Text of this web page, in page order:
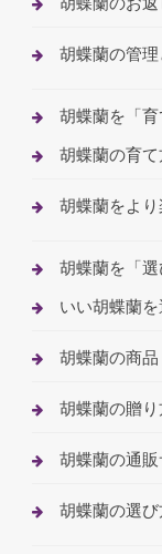
胡蝶蘭の管
胡蝶蘭を「育
胡蝶蘭の育
胡蝶蘭をよ
胡蝶蘭を「選
いい胡蝶蘭
胡蝶蘭の商
胡蝶蘭の贈
胡蝶蘭の通
胡蝶蘭の選び